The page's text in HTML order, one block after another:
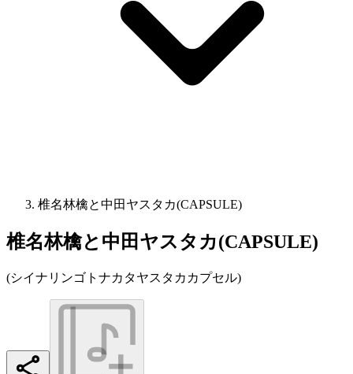
椎名林檎と中田ヤスタカ(CAPSULE)
椎名林檎と中田ヤスタカ(CAPSULE)
(シイナリンゴトナカタヤスタカカプセル)